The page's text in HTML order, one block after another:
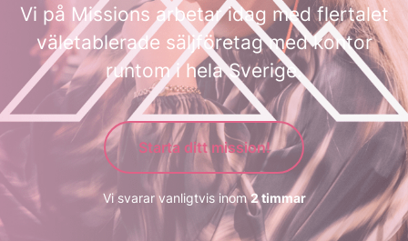
Vi på Missions arbetar idag med flertalet
väletablerade säljföretag med kontor
runtom i hela Sverige.
Starta ditt mission!
Vi svarar vanligtvis inom2 timmar